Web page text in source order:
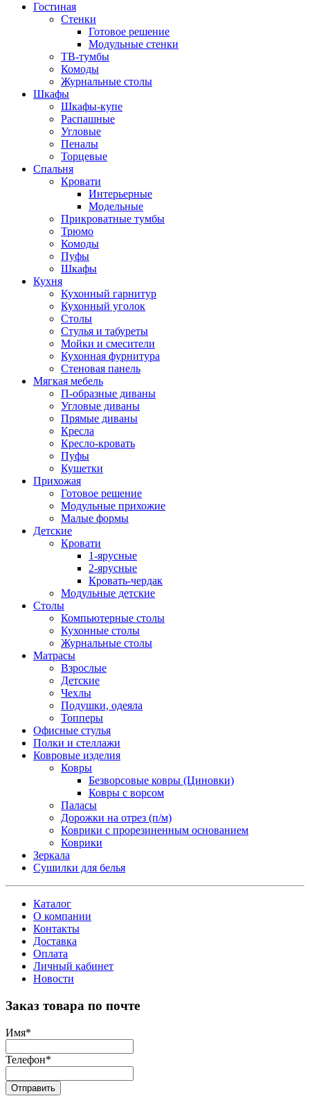
Гостиная
Стенки
Готовое решение
Модульные стенки
ТВ-тумбы
Комоды
Журнальные столы
Шкафы
Шкафы-купе
Распашные
Угловые
Пеналы
Торцевые
Спальня
Кровати
Интерьерные
Модельные
Прикроватные тумбы
Трюмо
Комоды
Пуфы
Шкафы
Кухня
Кухонный гарнитур
Кухонный уголок
Столы
Стулья и табуреты
Мойки и смесители
Кухонная фурнитура
Стеновая панель
Мягкая мебель
П-образные диваны
Угловые диваны
Прямые диваны
Кресла
Кресло-кровать
Пуфы
Кушетки
Прихожая
Готовое решение
Модульные прихожие
Малые формы
Детские
Кровати
1-ярусные
2-ярусные
Кровать-чердак
Модульные детские
Столы
Компьютерные столы
Кухонные столы
Журнальные столы
Матрасы
Взрослые
Детские
Чехлы
Подушки, одеяла
Топперы
Офисные стулья
Полки и стеллажи
Ковровые изделия
Ковры
Безворсовые ковры (Циновки)
Ковры с ворсом
Паласы
Дорожки на отрез (п/м)
Коврики с прорезиненным основанием
Коврики
Зеркала
Сушилки для белья
Каталог
О компании
Контакты
Доставка
Оплата
Личный кабинет
Новости
Заказ товара по почте
Имя*
Телефон*
Отправить